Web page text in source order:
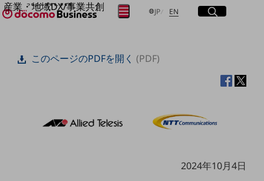
産業・地域DX/事業共創
OPEN HUB for Plural Futures
OPEN HUB for Plural Futuresとは
Smart World
JP日本語
EN Englishサイト内検索
開く
メニュー
開く
フリーワードを入力して探す
フリーワードでNTTドコモビジネスの
検索する
このページのPDFを開く(PDF)
2024年10月4日